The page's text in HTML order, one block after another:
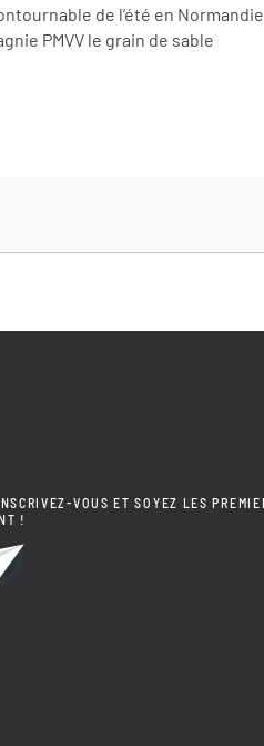
de l’été en
PMVV le grain de sable
VOUS ET SOYEZ LES
!